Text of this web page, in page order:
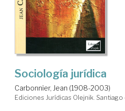
Sociología jurídica
Carbonnier, Jean (1908-2003)
Ediciones Jurídicas Olejnik. Santiago